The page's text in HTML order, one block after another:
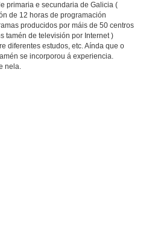
primaria e secundaria de Galicia (
de 12 horas de programación
producidos por máis de 50 centros
tamén de televisión por Internet )
diferentes estudos, etc. Aínda que o
se incorporou á experiencia.
nela.